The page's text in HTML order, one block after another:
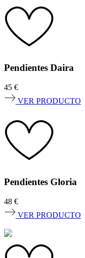
Pendientes Daira
45 €
VER PRODUCTO
Pendientes Gloria
48 €
VER PRODUCTO